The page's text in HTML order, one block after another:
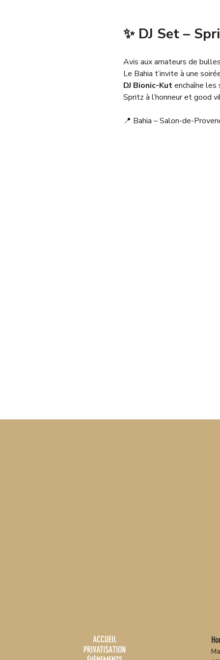
✨ DJ Set –
Avis aux amateurs de
Le Bahia t’invite à une
DJ Bionic-Kut enchaîne les
Spritz à l’honneur et good
📍 Bahia – Salon-de-
ACCUEIL
PRIVATISATION